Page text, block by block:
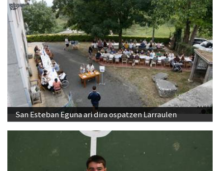
San Esteban Eguna ari dira ospatzen Larraulen